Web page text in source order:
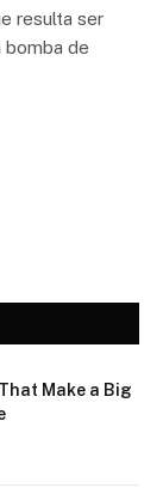
resulta ser
bomba de
Make a Big